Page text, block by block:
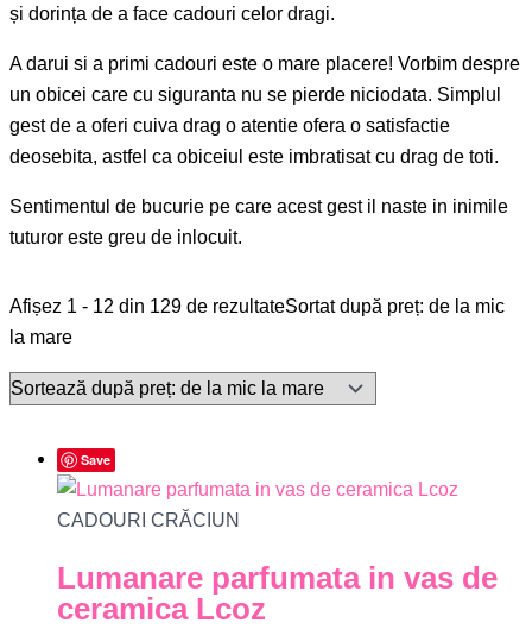
și dorința de a face cadouri celor dragi.
A darui si a primi cadouri este o mare placere! Vorbim despre
un obicei care cu siguranta nu se pierde niciodata. Simplul
gest de a oferi cuiva drag o atentie ofera o satisfactie
deosebita, astfel ca obiceiul este imbratisat cu drag de toti.
Sentimentul de bucurie pe care acest gest il naste in inimile
tuturor este greu de inlocuit.
Afișez 1 - 12 din 129 de rezultateSortat după preț: de la mic
la mare
Save
CADOURI CRĂCIUN
Lumanare parfumata in vas de
ceramica Lcoz